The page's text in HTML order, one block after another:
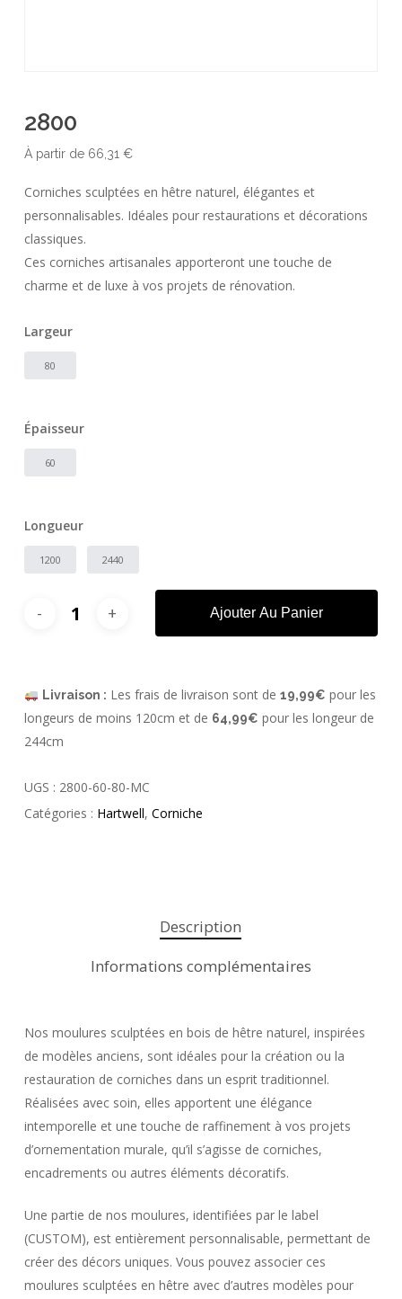
2800
À partir de 66,31 €
Corniches sculptées en hêtre naturel, élégantes et
personnalisables. Idéales pour restaurations et décorations
classiques.
Ces corniches artisanales apporteront une touche de
charme et de luxe à vos projets de rénovation.
Largeur
80
Épaisseur
60
Longueur
1200 2440
Ajouter Au Panier
Livraison : Les frais de livraison sont de 19,99€ pour les
longeurs de moins 120cm et de 64,99€ pour les longeur de
244cm
UGS : 2800-60-80-MC
Catégories : Hartwell, Corniche
Description
Informations complémentaires
Nos moulures sculptées en bois de hêtre naturel, inspirées
de modèles anciens, sont idéales pour la création ou la
restauration de corniches dans un esprit traditionnel.
Réalisées avec soin, elles apportent une élégance
intemporelle et une touche de raffinement à vos projets
d’ornementation murale, qu’il s’agisse de corniches,
encadrements ou autres éléments décoratifs.
Une partie de nos moulures, identifiées par le label
(CUSTOM), est entièrement personnalisable, permettant de
créer des décors uniques. Vous pouvez associer ces
moulures sculptées en hêtre avec d’autres modèles pour